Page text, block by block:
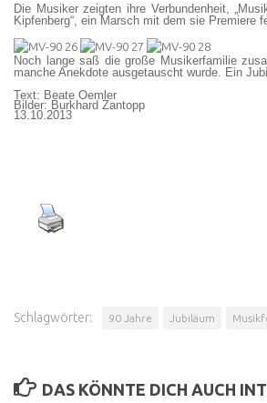
Die Musiker zeigten ihre Verbundenheit,
Kipfenberg“, ein Marsch mit dem sie Premiere
Noch lange saß die große Musikerfamilie
manche Anekdote ausgetauscht wurde. Ein
Text: Beate Oemler
Bilder: Burkhard Zantopp
13.10.2013
Schlagwörter: 90 Jahre Jubiläum
DAS KÖNNTE DICH AUCH